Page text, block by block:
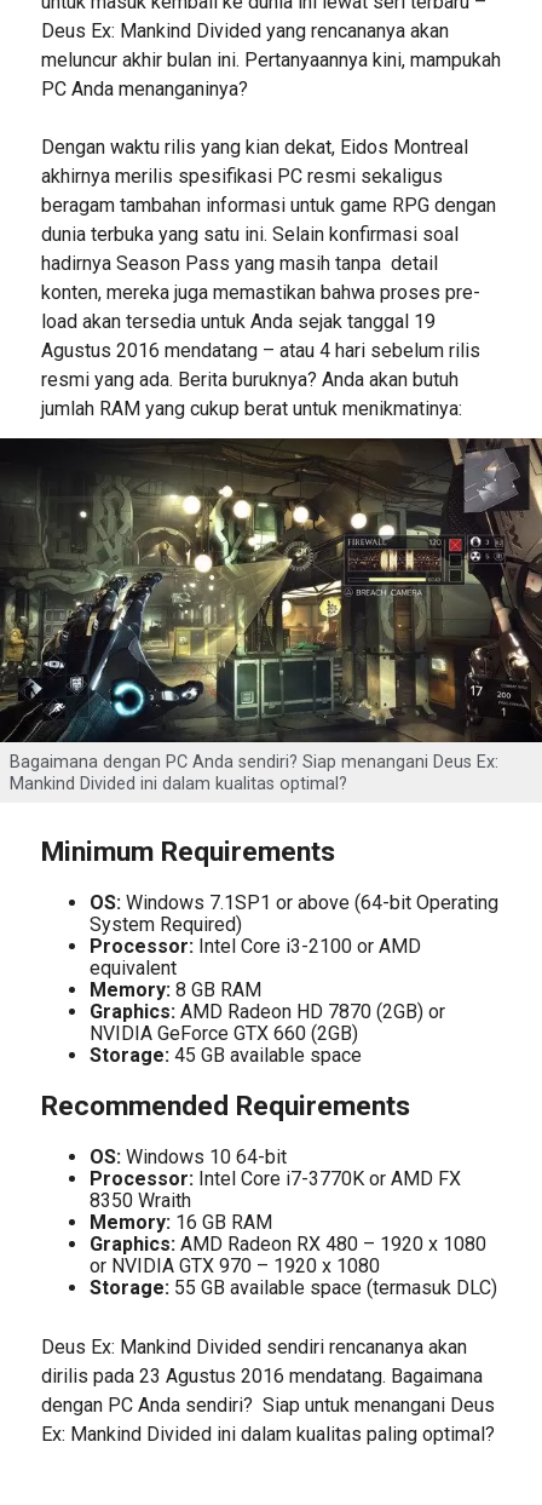
Deus Ex: Mankind Divided yang rencananya akan
meluncur akhir bulan ini. Pertanyaannya kini, mampukah
PC Anda menanganinya?
Dengan waktu rilis yang kian dekat, Eidos Montreal
akhirnya merilis spesifikasi PC resmi sekaligus
beragam tambahan informasi untuk game RPG dengan
dunia terbuka yang satu ini. Selain konfirmasi soal
hadirnya Season Pass yang masih tanpa detail
konten, mereka juga memastikan bahwa proses pre-
load akan tersedia untuk Anda sejak tanggal 19
Agustus 2016 mendatang – atau 4 hari sebelum rilis
resmi yang ada. Berita buruknya? Anda akan butuh
jumlah RAM yang cukup berat untuk menikmatinya:
Bagaimana dengan PC Anda sendiri? Siap menangani Deus Ex:
Mankind Divided ini dalam kualitas optimal?
Minimum Requirements
OS:Windows 7.1SP1 or above (64-bit Operating
System Required)
Processor:Intel Core i3-2100 or AMD
equivalent
Memory:8 GB RAM
Graphics:AMD Radeon HD 7870 (2GB) or
NVIDIA GeForce GTX 660 (2GB)
Storage:45 GB available space
Recommended Requirements
OS:Windows 10 64-bit
Processor:Intel Core i7-3770K or AMD FX
8350 Wraith
Memory:16 GB RAM
Graphics:AMD Radeon RX 480 – 1920 x 1080
or NVIDIA GTX 970 – 1920 x 1080
Storage:55 GB available space (termasuk DLC)
Deus Ex: Mankind Divided sendiri rencananya akan
dirilis pada 23 Agustus 2016 mendatang. Bagaimana
dengan PC Anda sendiri? Siap untuk menangani Deus
Ex: Mankind Divided ini dalam kualitas paling optimal?